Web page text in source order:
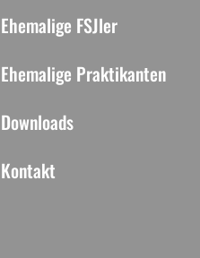
Ehemalige FSJler
Ehemalige Praktikanten
Downloads
Kontakt